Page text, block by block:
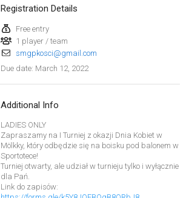
Registration Details
Free entry
1 player / team
smgpkosci@gmail.com
Due date: March 12, 2022
Additional Info
LADIES ONLY
Zapraszamy na I Turniej z okazji Dnia Kobiet w
Mölkky, który odbędzie się na boisku pod balonem w
Sportotece!
Turniej otwarty, ale udział w turnieju tylko i wyłącznie
dla Pań.
Link do zapisów:
TangoMölkky
Feb 5, 2022|Finland
Feb 13, 2022 |Japan
West Indiv Cup
Feb 19, 2022